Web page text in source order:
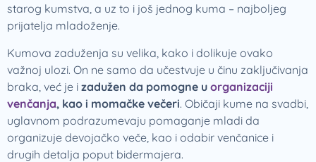
starog kumstva, a uz to i još jednog kuma – najboljeg
prijatelja mladoženje.
Kumova zaduženja su velika, kako i dolikuje ovako
važnoj ulozi. On ne samo da učestvuje u činu zaključivanja
braka, već je i zadužen da pomogne u organizaciji
venčanja, kao i momačke večeri. Običaji kume na svadbi,
uglavnom podrazumevaju pomaganje mladi da
organizuje devojačko veče, kao i odabir venčanice i
drugih detalja poput bidermajera.